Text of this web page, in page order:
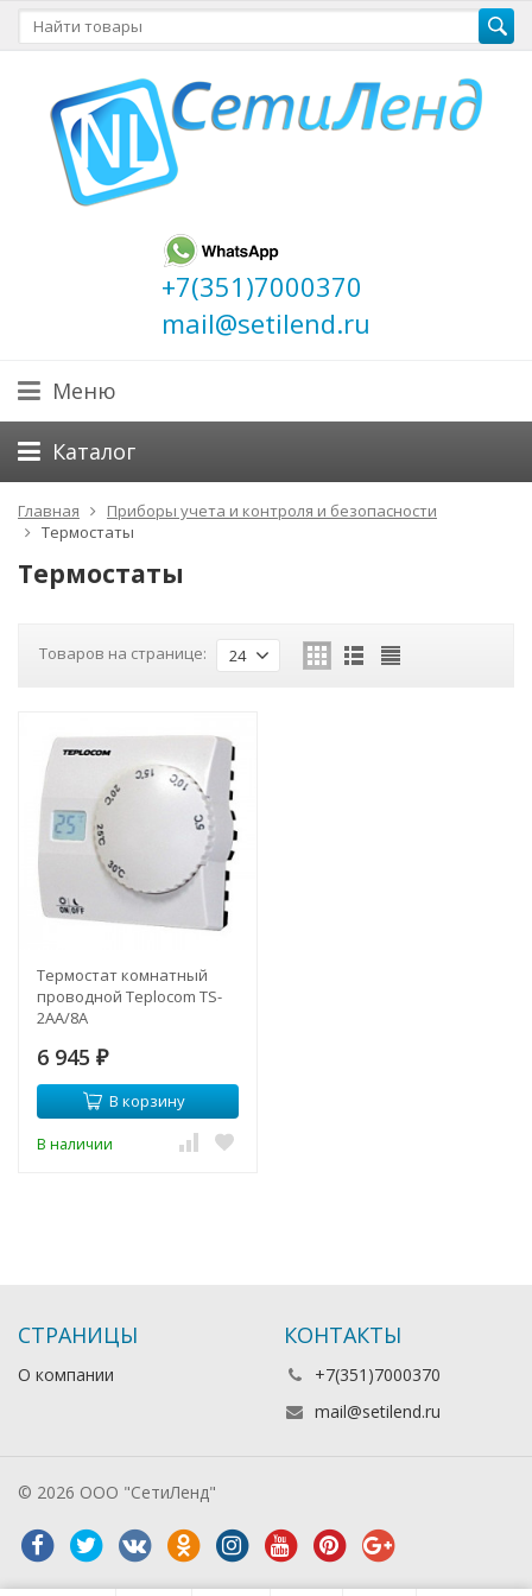
+7(351)7000370
mail@setilend.ru
Меню
Каталог
Главная
Приборы учета и контроля и безопасности
Термостаты
Термостаты
Товаров на странице: 24
Термостат комнатный
проводной Teplocom TS-
2AA/8A
6 945 ₽
В корзину
В наличии
СТРАНИЦЫ
О компании
КОНТАКТЫ
+7(351)7000370
mail@setilend.ru
© 2026 ООО "СетиЛенд"